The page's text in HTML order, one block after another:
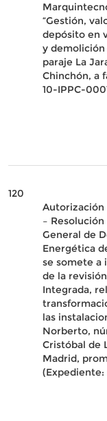
“Gestión,
depósito en
y demolición
paraje La
Chinchón, a
10-IPPC-
120
–
General de
Energética
se somete a
de la
Integrada,
las
Norberto,
Cristóbal de
Madrid,